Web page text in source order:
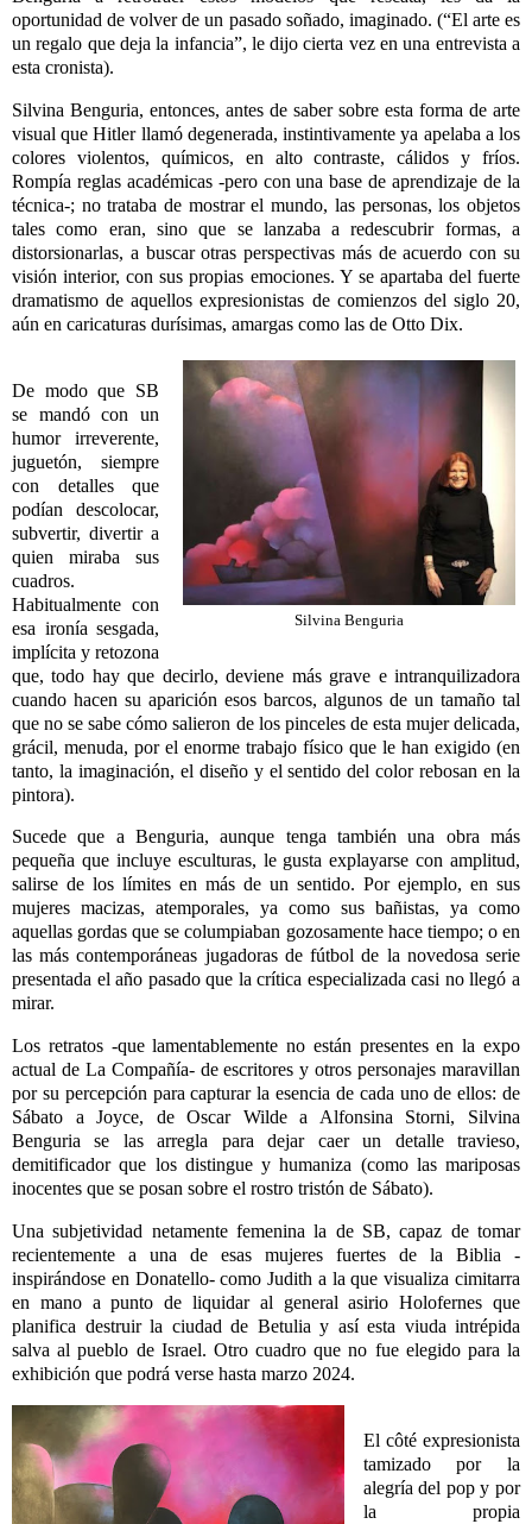
oportunidad de volver de un pasado soñado, imaginado. (“El arte es
un regalo que deja la infancia”, le dijo cierta vez en una entrevista a
esta cronista).
Silvina Benguria, entonces, antes de saber sobre esta forma de arte
visual que Hitler llamó degenerada, instintivamente ya apelaba a los
colores violentos, químicos, en alto contraste, cálidos y fríos.
Rompía reglas académicas -pero con una base de aprendizaje de la
técnica-; no trataba de mostrar el mundo, las personas, los objetos
tales como eran, sino que se lanzaba a redescubrir formas, a
distorsionarlas, a buscar otras perspectivas más de acuerdo con su
visión interior, con sus propias emociones. Y se apartaba del fuerte
dramatismo de aquellos expresionistas de comienzos del siglo 20,
aún en caricaturas durísimas, amargas como las de Otto Dix.
Silvina Benguria
De modo que SB
se mandó con un
humor irreverente,
juguetón, siempre
con detalles que
podían descolocar,
subvertir, divertir a
quien miraba sus
cuadros.
Habitualmente con
esa ironía sesgada,
implícita y retozona
que, todo hay que decirlo, deviene más grave e intranquilizadora
cuando hacen su aparición esos barcos, algunos de un tamaño tal
que no se sabe cómo salieron de los pinceles de esta mujer delicada,
grácil, menuda, por el enorme trabajo físico que le han exigido (en
tanto, la imaginación, el diseño y el sentido del color rebosan en la
pintora).
Sucede que a Benguria, aunque tenga también una obra más
pequeña que incluye esculturas, le gusta explayarse con amplitud,
salirse de los límites en más de un sentido. Por ejemplo, en sus
mujeres macizas, atemporales, ya como sus bañistas, ya como
aquellas gordas que se columpiaban gozosamente hace tiempo; o en
las más contemporáneas jugadoras de fútbol de la novedosa serie
presentada el año pasado que la crítica especializada casi no llegó a
mirar.
Los retratos -que lamentablemente no están presentes en la expo
actual de La Compañía- de escritores y otros personajes maravillan
por su percepción para capturar la esencia de cada uno de ellos: de
Sábato a Joyce, de Oscar Wilde a Alfonsina Storni, Silvina
Benguria se las arregla para dejar caer un detalle travieso,
demitificador que los distingue y humaniza (como las mariposas
inocentes que se posan sobre el rostro tristón de Sábato).
Una subjetividad netamente femenina la de SB, capaz de tomar
recientemente a una de esas mujeres fuertes de la Biblia -
inspirándose en Donatello- como Judith a la que visualiza cimitarra
en mano a punto de liquidar al general asirio Holofernes que
planifica destruir la ciudad de Betulia y así esta viuda intrépida
salva al pueblo de Israel. Otro cuadro que no fue elegido para la
exhibición que podrá verse hasta marzo 2024.
El côté expresionista
tamizado por la
alegría del pop y por
la propia